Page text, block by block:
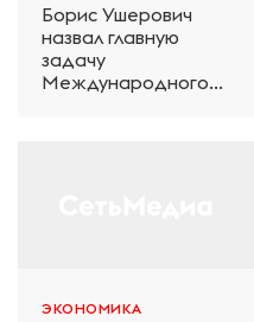
Борис Ушерович
назвал главную
задачу
Международного
ЭКОНОМИКА